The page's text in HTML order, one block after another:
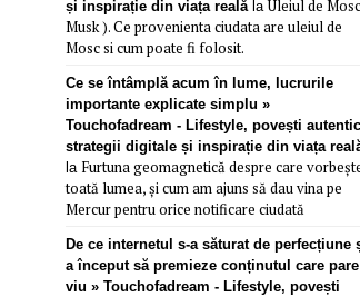
și inspirație din viața reală laUleiul de
Musk ). Ce provenienta ciudata are uleiul de
Mosc si cum poate fi folosit.
Ce se întâmplă acum în lume, lucrurile
importante explicate simplu »
Touchofadream - Lifestyle, povești
strategii digitale și inspirație din viața
la Furtuna geomagnetică despre care
toată lumea, și cum am ajuns să dau vina pe
Mercur pentru orice notificare ciudată
De ce internetul s-a săturat de perfecțiune
a început să premieze conținutul care pare
viu » Touchofadream - Lifestyle, povești